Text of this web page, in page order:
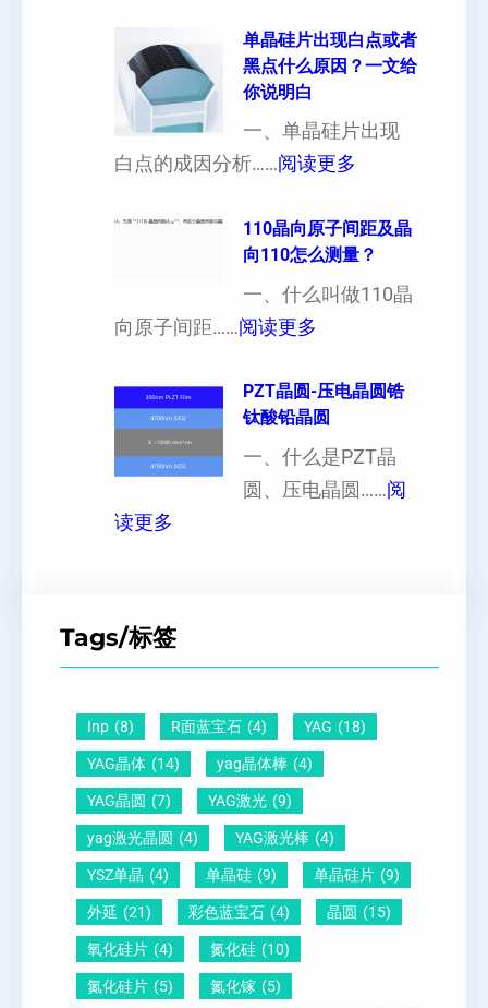
也
以
定
超
薄
硅
片
晶
向
各
向
性
对
硬
度
影
响
单晶硅片出现白点或者
黑点什么原因？一文给
你说明白
一、单晶硅片出现
白点的成因分析……阅读更多
晶
硅
片
白
或
者
？
说
明
110晶向原子间距及晶
向110怎么测量？
一、什么叫做110晶
向原子间距……阅读更多
1
0
晶
向
向
1
1
怎
么
测
PZT晶圆-压电晶圆锆
钛酸铅晶圆
一、什么是PZT晶
圆、压电晶圆……阅
读更多
晶
-
压
电
晶
圆
钛
铅
Tags/标签
Inp (8) R面蓝宝石 (4) YAG (18)
YAG晶体 (14) yag晶体棒 (4)
YAG晶圆 (7) YAG激光 (9)
yag激光晶圆 (4) YAG激光棒 (4)
YSZ单晶 (4) 单晶硅 (9) 单晶硅片 (9)
外延 (21) 彩色蓝宝石 (4) 晶圆 (15)
氧化硅片 (4) 氮化硅 (10)
氮化硅片 (5) 氮化镓 (5)